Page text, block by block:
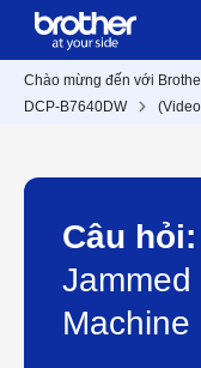
Chào mừng đến với
DCP-B7640DW
Câu hỏi:
Machine